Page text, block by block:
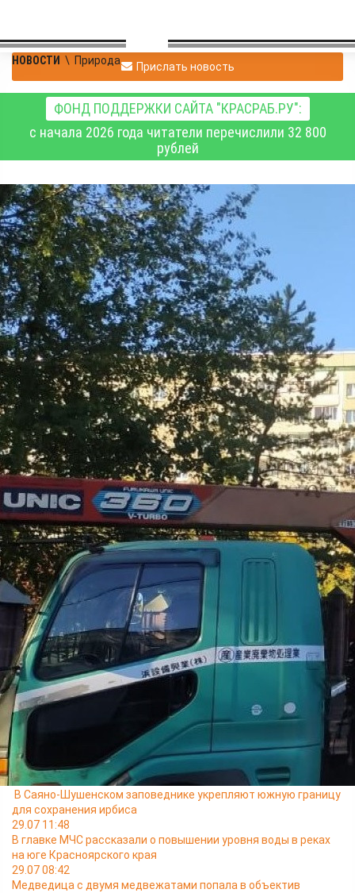
НОВОСТИ \ Природа Прислать новость
ФОНД ПОДДЕРЖКИ САЙТА "КРАСРАБ.РУ":
с начала 2026 года читатели перечислили 32 800
рублей
Пальмы, туи, деревья в
кадках, цветы в кашпо
«уезжают» с городских
улиц
Природа
29.09.2025 14:09
644
1
Фото:
Пресс-служба мэрии Красноярска
Похолодало, поэтому теплолюбивые растения с улиц
Красноярска начали увозить в помещения. Пальмы и туи
проведут зиму в теплицах управления зелёного
строительства, где за ними будут ухаживать специалисты.
Деревья в кадках будут пересажены в парки и скверы, а
кашпо освободят от однолетних растений и подготовят к
следующему сезону.
В этом сезоне в городе установили 124 пальмы и 131 тую. Из
них 100 пальм и 48 туй были новыми. Ещё 54 пальмы были
переданы в торговые центры.
Читайте также
10.08 10:43
В Саяно-Шушенском заповеднике укрепляют южную границу
для сохранения ирбиса
29.07 11:48
В главке МЧС рассказали о повышении уровня воды в реках
на юге Красноярского края
29.07 08:42
Медведица с двумя медвежатами попала в объектив